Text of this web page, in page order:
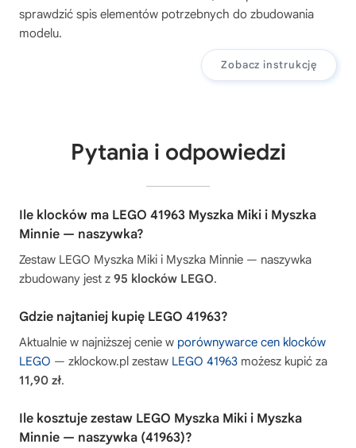
sprawdzić spis elementów potrzebnych do zbudowania
modelu.
Zobacz instrukcję
Pytania i odpowiedzi
Ile klocków ma LEGO 41963 Myszka Miki i Myszka
Minnie — naszywka?
Zestaw LEGO Myszka Miki i Myszka Minnie — naszywka
zbudowany jest z 95 klocków LEGO.
Gdzie najtaniej kupię LEGO 41963?
Aktualnie w najniższej cenie w porównywarce cen klocków
LEGO — zklockow.pl zestaw LEGO 41963 możesz kupić za
11,90 zł.
Ile kosztuje zestaw LEGO Myszka Miki i Myszka
Minnie — naszywka (41963)?